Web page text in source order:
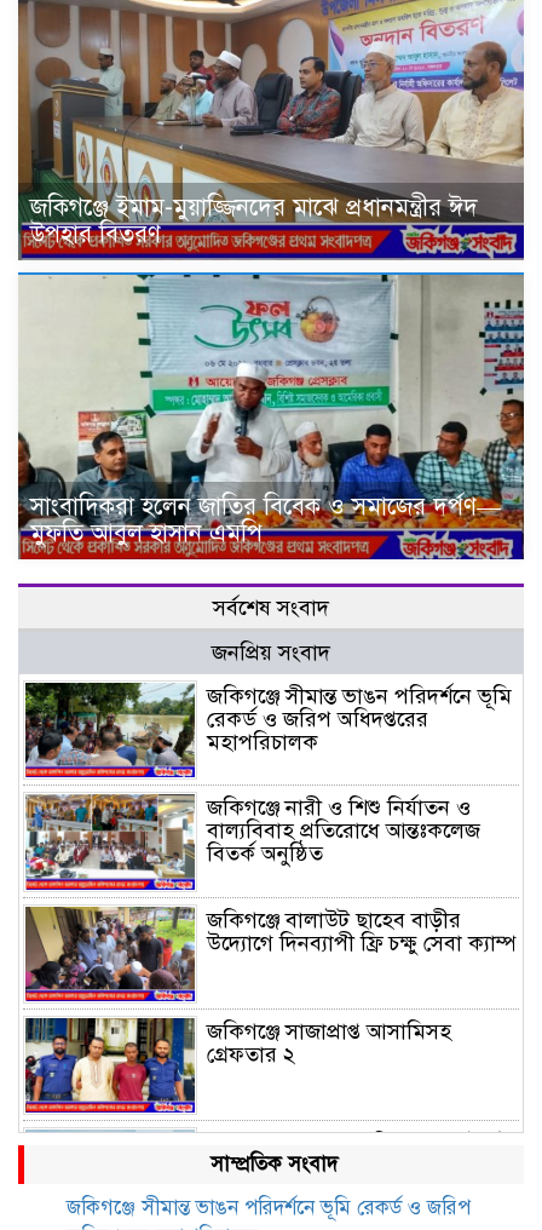
জকিগঞ্জে ইমাম-মুয়াজ্জিনদের মাঝে প্রধানমন্ত্রীর ঈদ
উপহার বিতরণ
সাংবাদিকরা হলেন জাতির বিবেক ও সমাজের দর্পণ—
মুফতি আবুল হাসান এমপি
সর্বশেষ সংবাদ
জনপ্রিয় সংবাদ
জকিগঞ্জে সীমান্ত ভাঙন পরিদর্শনে ভূমি
রেকর্ড ও জরিপ অধিদপ্তরের
মহাপরিচালক
জকিগঞ্জে নারী ও শিশু নির্যাতন ও
বাল্যবিবাহ প্রতিরোধে আন্তঃকলেজ
বিতর্ক অনুষ্ঠিত
জকিগঞ্জে বালাউট ছাহেব বাড়ীর
উদ্যোগে দিনব্যাপী ফ্রি চক্ষু সেবা ক্যাম্প
জকিগঞ্জে সাজাপ্রাপ্ত আসামিসহ
গ্রেফতার ২
শুরু হচ্ছে সম্ভাব্যতা সমীক্ষা
সাম্প্রতিক সংবাদ
জকিগঞ্জে সীমান্ত ভাঙন পরিদর্শনে ভূমি রেকর্ড ও জরিপ